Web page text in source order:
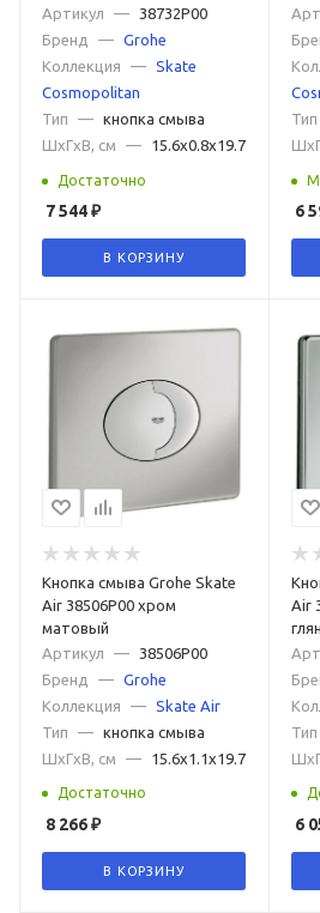
Артикул
—
38732P00
Бренд
— Grohe
Коллекция
— Skate
Cosmopolitan
Тип
— кнопка смыва
ШxГxВ, см
— 15.6x0.8x19.7
Достаточно
7 544₽
В КОРЗИНУ
Тип
6
Кнопка смыва Grohe Skate
Air 38506P00 хром
матовый
Артикул
—
38506P00
Бренд
— Grohe
Коллекция
— Skate Air
Тип
— кнопка смыва
ШxГxВ, см
— 15.6x1.1x19.7
Достаточно
8 266₽
В КОРЗИНУ
Air
Тип
6